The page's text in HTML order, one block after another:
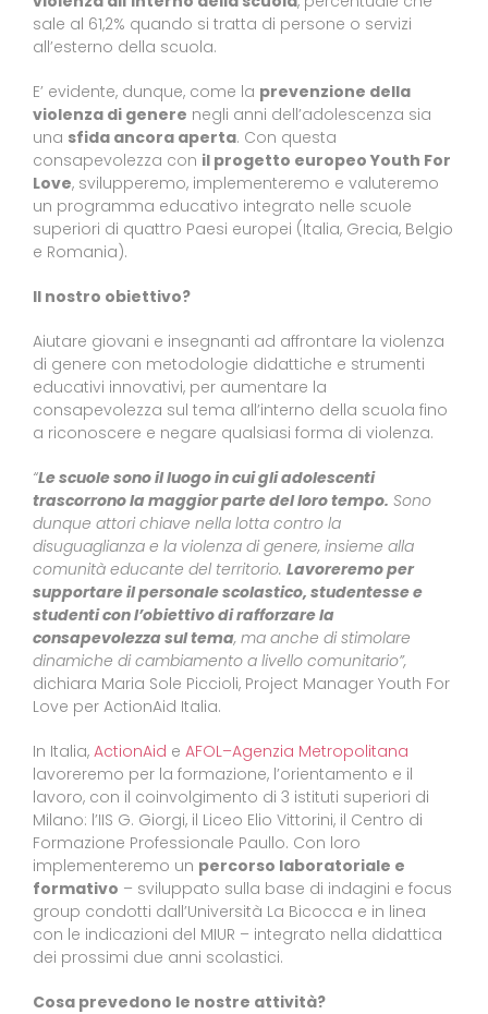
sale al 61,2% quando si tratta di persone o servizi
all’esterno della scuola.
E’ evidente, dunque, come la prevenzione della
violenza di genere negli anni dell’adolescenza sia
una sfida ancora aperta. Con questa
consapevolezza con il progetto europeo Youth For
Love, svilupperemo, implementeremo e valuteremo
un programma educativo integrato nelle scuole
superiori di quattro Paesi europei (Italia, Grecia, Belgio
e Romania).
Il nostro obiettivo?
Aiutare giovani e insegnanti ad affrontare la violenza
di genere con metodologie didattiche e strumenti
educativi innovativi, per aumentare la
consapevolezza sul tema all’interno della scuola fino
a riconoscere e negare qualsiasi forma di violenza.
“Le scuole sono il luogo in cui gli adolescenti
trascorrono la maggior parte del loro tempo. Sono
dunque attori chiave nella lotta contro la
disuguaglianza e la violenza di genere, insieme alla
comunità educante del territorio. Lavoreremo per
supportare il personale scolastico, studentesse e
studenti con l’obiettivo di rafforzare la
consapevolezza sul tema, ma anche di stimolare
dinamiche di cambiamento a livello comunitario”,
dichiara Maria Sole Piccioli, Project Manager Youth For
Love per ActionAid Italia.
In Italia, ActionAid e AFOL–Agenzia Metropolitana
lavoreremo per la formazione, l’orientamento e il
lavoro, con il coinvolgimento di 3 istituti superiori di
Milano: l’IIS G. Giorgi, il Liceo Elio Vittorini, il Centro di
Formazione Professionale Paullo. Con loro
implementeremo un percorso laboratoriale e
formativo – sviluppato sulla base di indagini e focus
group condotti dall’Università La Bicocca e in linea
con le indicazioni del MIUR – integrato nella didattica
dei prossimi due anni scolastici.
Cosa prevedono le nostre attività?